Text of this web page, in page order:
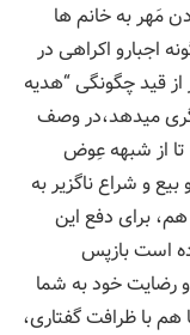
مَهر به خانم ها
اجبارو اکراهی در
قید چگونگی “هدیه
میدهد،در وصف
تا از شبهه عِوض
و شراع ناگزیر به
برای دفع این
است بازپس
و رضايت خود به شما
هم با ظرافت گفتاری،